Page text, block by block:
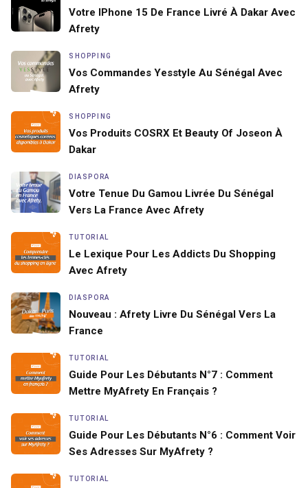
Votre IPhone 15 De France Livré À Dakar Avec
Afrety
SHOPPING
Vos Commandes Yesstyle Au Sénégal Avec
Afrety
SHOPPING
Vos Produits COSRX Et Beauty Of Joseon À
Dakar
DIASPORA
Votre Tenue Du Gamou Livrée Du Sénégal
Vers La France Avec Afrety
TUTORIAL
Le Lexique Pour Les Addicts Du Shopping
Avec Afrety
DIASPORA
Nouveau : Afrety Livre Du Sénégal Vers La
France
TUTORIAL
Guide Pour Les Débutants N°7 : Comment
Mettre MyAfrety En Français ?
TUTORIAL
Guide Pour Les Débutants N°6 : Comment Voir
Ses Adresses Sur MyAfrety ?
TUTORIAL